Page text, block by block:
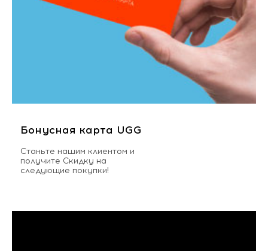
Бонусная карта UGG
Станьте нашим клиентом и
получите Скидку на
следующие покупки!